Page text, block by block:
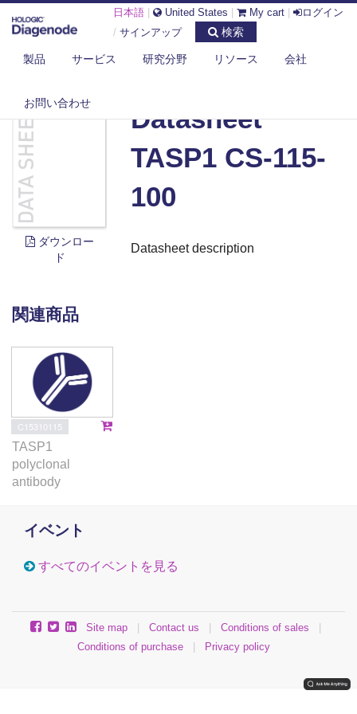
日本語 United States My cart
ログイン
/ サインアップ 検索
製品 サービス 研究分野 リソース 会社
お問い合わせ
DIAGENODE.COM DOCUMENTS DATASHEET TASP1 CS-115-100
ダウンロー
ド
Datasheet
TASP1 CS-115-
100
Datasheet description
関連商品
C15310115
TASP1
polyclonal
antibody
イベント
すべてのイベントを見る
Site map Contact us Conditions of sales
Conditions of purchase
Privacy policy